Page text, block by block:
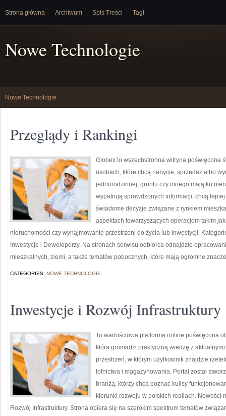
Strona główna Archiwum Spis Treści Tagi
Nowe Technologie
Nowe Technologie
Przeglądy i Rankingi
Globex to wszechstronna witryna poświęcona
osobach, które chcą nabycie, sprzedaż albo
jednorodzinnej, gruntu czy innego majątku
wypatrują sprawdzonych informacji, chcą
świadome decyzje związane z rynkiem
aspektach towarzyszących operacjom takim
nieruchomości czy wynajmowanie przestrzeni do życia lub inwestycji.
Inwestycje i Deweloperzy. Na stronach serwisu odbiorca odnajdzie
mieszkalnych, ziemi, a także tematów pobocznych, które mają ogromne
CATEGORIES: NOWE TECHNOLOGIE
Inwestycje i Rozwój Infrastruktury
To wartościowa platforma online poświęcona
która gromadzi praktyczną wiedzę z
przestrzeń, w którym użytkownik znajdzie
lotnictwa i magazynowania. Portal został
branżą, którzy chcą poznać kulisy
kierunki rozwoju w polskich realiach. Nowości
Rozwój Infrastruktury. Strona opiera się na szerokim spektrum tematów